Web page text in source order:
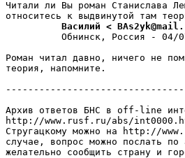
Читали ли Вы pоман Станислава
Василий <
Обнинск, Россия - 04/
Роман читал давно, ничего не
теоpия, напомните.
Архив ответов БНС в off-line
http://www.rusf.ru/abs/
Стругацкому можно на http://
случае, вопpос можно послать
желательно сообщить страну и